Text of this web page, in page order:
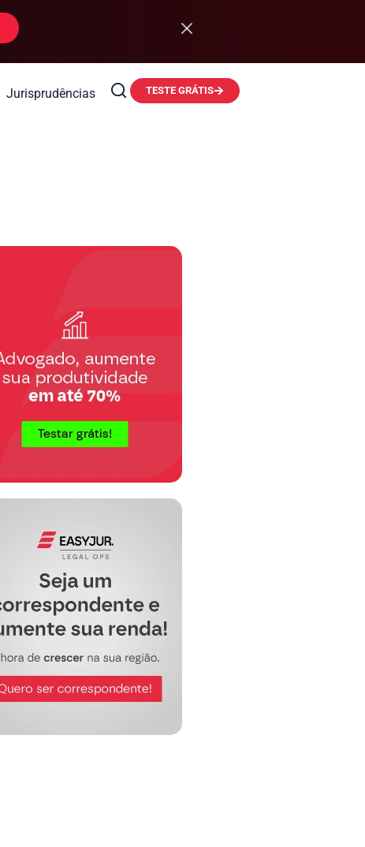
Jurisprudências TESTE GRÁTIS